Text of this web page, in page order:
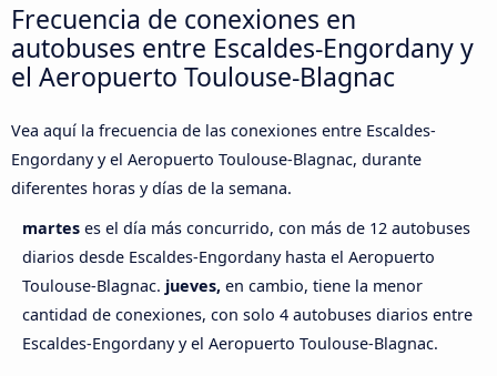
Frecuencia de conexiones en
autobuses entre Escaldes-Engordany y
el Aeropuerto Toulouse-Blagnac
Vea aquí la frecuencia de las conexiones entre Escaldes-
Engordany y el Aeropuerto Toulouse-Blagnac, durante
diferentes horas y días de la semana.
martes es el día más concurrido, con más de 12 autobuses
diarios desde Escaldes-Engordany hasta el Aeropuerto
Toulouse-Blagnac. jueves, en cambio, tiene la menor
cantidad de conexiones, con solo 4 autobuses diarios entre
Escaldes-Engordany y el Aeropuerto Toulouse-Blagnac.